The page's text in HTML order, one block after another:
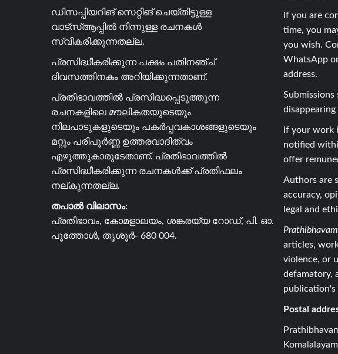
ഡിസപ്പിയറിങ് സെറ്റിങ് ചെയ്തിട്ടുള്ള
വാട്സ്ആപ്പിൽ നിന്നുള്ള രചനകൾ
സ്വീകരിക്കുന്നതല്ല.
പ്രസിദ്ധീകരിക്കുന്ന പക്ഷം പതിനഞ്ച്
ദിവസത്തിനകം അറിയിക്കുന്നതാണ്.
പ്രതിഭാവത്തിൽ പ്രസിദ്ധപ്പെടുത്തുന്ന
രചനകളിലെ മൗലികതയുടെയും
നിലപാടുകളുടെയും പകർപ്പവകാശങ്ങളുടെയും
മറ്റും പരിപൂർണ്ണ ഉത്തരവാദിത്വം
എഴുത്തുകാരുടേതാണ്. പ്രതിഭാവത്തിൽ
പ്രസിദ്ധീകരിക്കുന്ന രചനകൾക്ക് പ്രതിഫലം
നല്കുന്നതല്ല.
തപാൽ വിലാസം:
പ്രതിഭാവം, കോമളാലയം, ശങ്കരയ്യ റോഡ്, പി. ഓ.
പൂത്തോൾ, തൃശൂർ- 680 004.
If you are
time, you
you wish.
WhatsApp
address.
disappearing
If your work
notified
offer
Authors are
accuracy,
legal and
Prathibhavam
articles,
violence, or
defamatory,
Postal